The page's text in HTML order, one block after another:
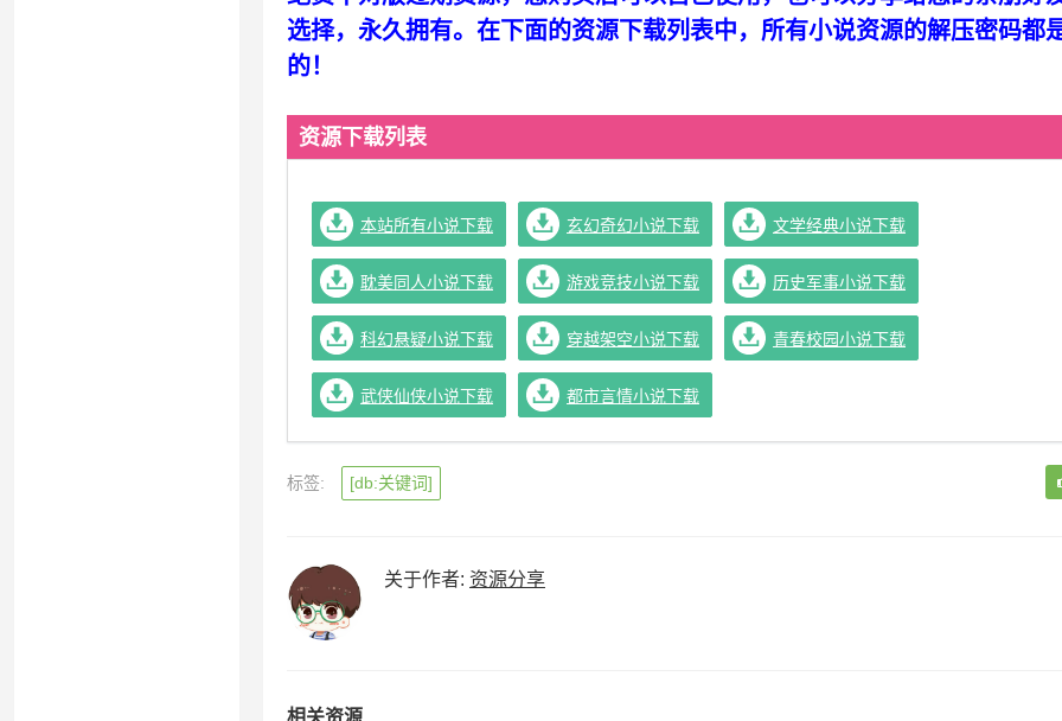
选择，永久拥有。在下面的资源下载列表中，所有小说资源的解压密码都
的！
资源下载列表
本站所有小说下载 玄幻奇幻小说下载 文学经典小说下载
耽美同人小说下载 游戏竞技小说下载 历史军事小说下载
科幻悬疑小说下载 穿越架空小说下载 青春校园小说下载
武侠仙侠小说下载 都市言情小说下载
资
航
标签: [db:关键词]
关于作者: 资源分享
相关资源